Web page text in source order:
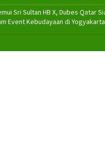
Sri Sultan HB X, Dubes Qatar
Event Kebudayaan di Yogyakarta